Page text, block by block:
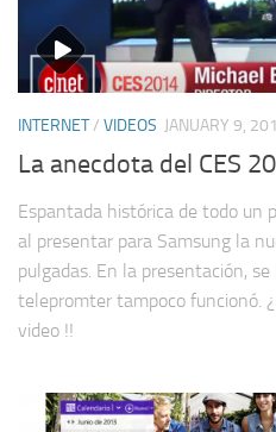
INTERNET/ VIDEOS JANUARY 9,
La anecdota del CES
Espantada histórica de todo un
al presentar para Samsung la
pulgadas. En la presentación,
telepromter tampoco funcionó.
video !!